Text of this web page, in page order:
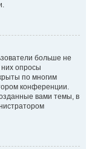
больше не
опросы
по многим
конференции.
вами темы, в